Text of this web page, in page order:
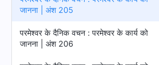
जानना | अंश 205
परमेश्वर के दैनिक वचन : परमेश्वर के कार्य को
जानना | अंश 206